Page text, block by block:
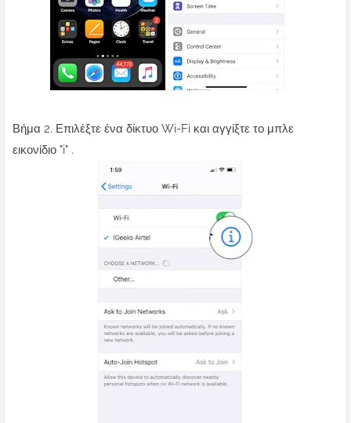
Βήμα 2. Επιλέξτε ένα δίκτυο Wi-Fi και αγγίξτε το μπλε
εικονίδιο "i" .